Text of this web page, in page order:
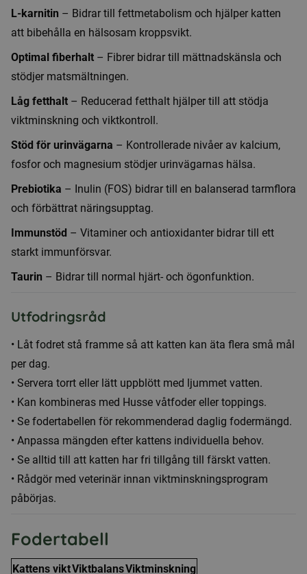
L-karnitin – Bidrar till fettmetabolism och hjälper katten
att bibehålla en hälsosam kroppsvikt.
Optimal fiberhalt – Fibrer bidrar till mättnadskänsla och
stödjer matsmältningen.
Låg fetthalt – Reducerad fetthalt hjälper till att stödja
viktminskning och viktkontroll.
Stöd för urinvägarna – Kontrollerade nivåer av kalcium,
fosfor och magnesium stödjer urinvägarnas hälsa.
Prebiotika – Inulin (FOS) bidrar till en balanserad tarmflora
och förbättrat näringsupptag.
Immunstöd – Vitaminer och antioxidanter bidrar till ett
starkt immunförsvar.
Taurin – Bidrar till normal hjärt- och ögonfunktion.
Utfodringsråd
• Låt fodret stå framme så att katten kan äta flera små mål
per dag.
• Servera torrt eller lätt uppblött med ljummet vatten.
• Kan kombineras med Husse våtfoder eller toppings.
• Se fodertabellen för rekommenderad daglig fodermängd.
• Anpassa mängden efter kattens individuella behov.
• Se alltid till att katten har fri tillgång till färskt vatten.
• Rådgör med veterinär innan viktminskningsprogram
påbörjas.
Fodertabell
Kattens viktViktbalansViktminskning